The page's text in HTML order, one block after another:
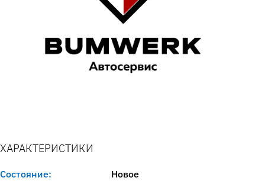
ХАРАКТЕРИСТИКИ
Состояние: Новое